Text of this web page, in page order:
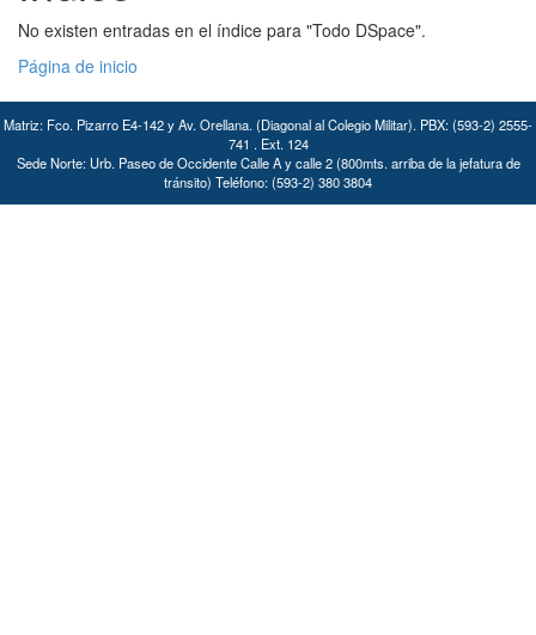
No existen entradas en el índice para "Todo DSpace".
Página de inicio
Matriz: Fco. Pizarro E4-142 y Av. Orellana. (Diagonal al Colegio Militar). PBX: (593-2) 2555-
741 . Ext. 124
Sede Norte: Urb. Paseo de Occidente Calle A y calle 2 (800mts. arriba de la jefatura de
tránsito) Teléfono: (593-2) 380 3804